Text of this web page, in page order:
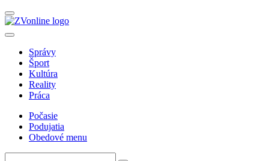
Správy
Šport
Kultúra
Reality
Práca
Počasie
Podujatia
Obedové menu